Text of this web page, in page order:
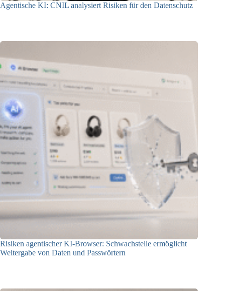
Agentische KI: CNIL analysiert Risiken für den Datenschutz
Risiken agentischer KI-Browser: Schwachstelle ermöglicht
Weitergabe von Daten und Passwörtern